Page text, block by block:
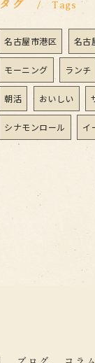
タグ Tags
名古屋市港区 名古
モーニング ランチ
朝活 おいしい
シナモンロール イ